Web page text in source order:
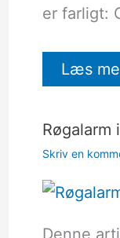
er farligt:
Læs
Røgalarm
Skriv en
Denne